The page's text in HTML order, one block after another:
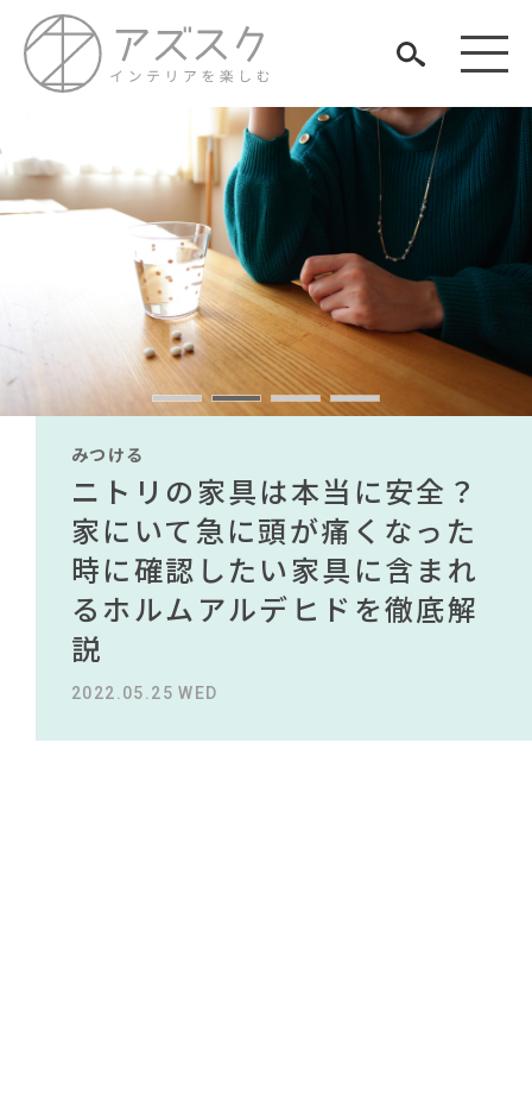
TAG LIST
#インテリアの法則 #インダストリアルスタイル
#2022 夏ドラマ#アダル#岸井ゆきの#無印良品
#映画#木図鑑
#ACTUS#材木屋のおやじとせがれ#チェア #家具
#大塚家具#unico#ヤマソロ
#DINOS CORPORATION#コクヨ
#インテリアコーディネート #展示会#石田ゆり子
#ファニタメ#2022 秋ドラマ #オフィスチェア
#河淳#間宮祥太朗#岡崎製材#関家具
#2022 春ドラマ
#大川家具
#インテリアスタイリングの法則
#おすすめ #タンスのゲン
見つける
知る
楽しむ
ARCHIVE
NEWS
ABOUT
みつける
無印で有名デザイナーのアイ
テムが手に入る？無印良品で
買える有名デザイナーがデザ
インしたインテリアを一挙紹
介
2022.10.24 MON
みつける
IKEA家具は引っ越し業者を悩
ませる？引っ越し業者に敬遠
されている理由を徹底解
説！！
2023.09.27 WED
みつける
ニトリの家具は本当に安全？
家にいて急に頭が痛くなった
時に確認したい家具に含まれ
るホルムアルデヒドを徹底解
説
2022.05.25 WED
みつける
【部屋をおしゃれにしたい人
必見】今話題のインテリアス
タイルから定番スタイルまで
紹介！おすすめインテリアス
タイル18選
2023.09.23 SAT
みつける
無印で有名デザイナーのアイ
テムが手に入る？無印良品で
買える有名デザイナーがデザ
インしたインテリアを一挙紹
介
2022.10.24 MON
みつける
IKEA家具は引っ越し業者を悩
ませる？引っ越し業者に敬遠
されている理由を徹底解
説！！
2023.09.27 WED